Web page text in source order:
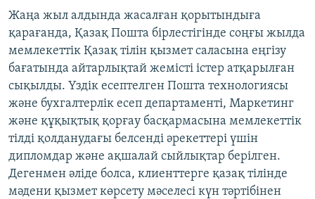
Skip
to
Search
ӘЛЕУМЕТ
ӘЛЕМ
АРНАЙЫ ЖОБАЛАР
Русский
ЖАЗЫЛЫҢЫЗ
Жаңа жыл алдында жасалған қорытындыға
қарағанда, Қазақ Пошта бірлестігінде соңғы жылда
мемлекеттік Қазақ тілін қызмет саласына еңгізу
бағатында айтарлықтай жемісті істер атқарылған
сықылды. Үздік есептелген Пошта технологиясы
және бухгалтерлік есеп департаменті, Маркетинг
және құқықтық қорғау басқармасына мемлекеттік
тілді қолданудағы белсенді әрекеттері үшін
дипломдар және ақшалай сыйлықтар берілген.
Дегенмен әліде болса, клиенттерге қазақ тілінде
мәдени қызмет көрсету мәселесі күн тәртібінен